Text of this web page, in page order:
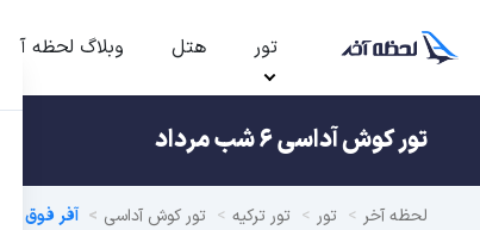
تور هتل وبلاگ لحظه آخر
تور کوش آداسی 6 شب مرداد
لحظه آخر تور تور ترکیه تور کوش آداسی آفر فوق